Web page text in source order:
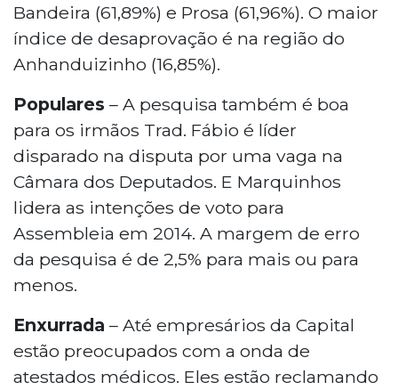
Bandeira (61,89%) e Prosa (61,96%). O maior
índice de desaprovação é na região do
Anhanduizinho (16,85%).
Populares – A pesquisa também é boa
para os irmãos Trad. Fábio é líder
disparado na disputa por uma vaga na
Câmara dos Deputados. E Marquinhos
lidera as intenções de voto para
Assembleia em 2014. A margem de erro
da pesquisa é de 2,5% para mais ou para
menos.
Enxurrada – Até empresários da Capital
estão preocupados com a onda de
atestados médicos. Eles estão reclamando